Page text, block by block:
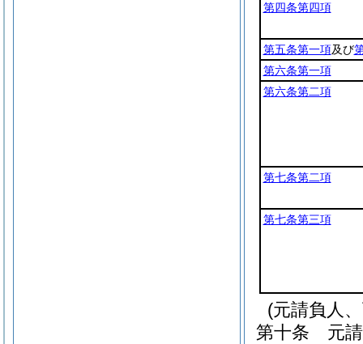
第四条第四項
第五条第一項及び
第六条第一項
第六条第二項
第七条第二項
第七条第三項
(元請負人
第十条
元